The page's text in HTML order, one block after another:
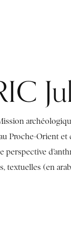
Proche-Orient
perspective
textuelles (en